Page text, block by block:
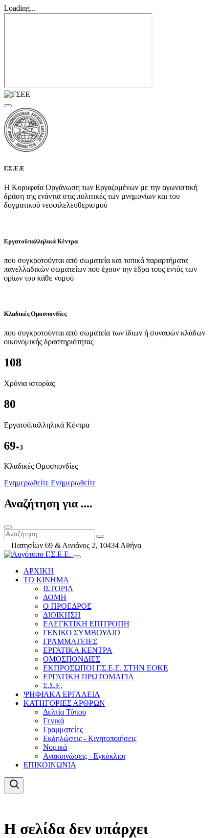
Loading...
Γ.Σ.Ε.Ε
Η Κορυφαία Οργάνωση των Εργαζομένων με την αγωνιστική
δράση της ενάντια στις πολιτικές των μνημονίων και του
δογματικού νεοφιλελευθερισμού
Εργατοϋπαλληλικά Κέντρα
που συγκροτούνται από σωματεία και τοπικά παραρτήματα
πανελλαδικών σωματείων που έχουν την έδρα τους εντός των
ορίων του κάθε νομού
Κλαδικές Ομοσπονδίες
που συγκροτούνται από σωματεία των ίδιων ή συναφών κλάδων
οικονομικής δραστηριότητας
108
Χρόνια ιστορίας
80
Εργατοϋπαλληλικά Κέντρα
69+3
Kλαδικές Ομοσπονδίες
Ενημερωθείτε Ενημερωθείτε
Αναζήτηση για ....
Πατησίων 69 & Αινιάνος 2, 10434 Αθήνα
ΑΡΧΙΚΗ
ΤΟ ΚΙΝΗΜΑ
ΙΣΤΟΡΙΑ
ΔΟΜΗ
Ο ΠΡΟΕΔΡΟΣ
ΔΙΟΙΚΗΣΗ
ΕΛΕΓΚΤΙΚΗ ΕΠΙΤΡΟΠΗ
ΓΕΝΙΚΟ ΣΥΜΒΟΥΛΙΟ
ΓΡΑΜΜΑΤΕΙΕΣ
ΕΡΓΑΤΙΚΑ ΚΕΝΤΡΑ
ΟΜΟΣΠΟΝΔΙΕΣ
ΕΚΠΡΟΣΩΠΟΙ Γ.Σ.Ε.Ε. ΣΤΗΝ ΕΟΚΕ
ΕΡΓΑΤΙΚΗ ΠΡΩΤΟΜΑΓΙΑ
Σ.Σ.Ε.
ΨΗΦΙΑΚΑ ΕΡΓΑΛΕΙΑ
ΚΑΤΗΓΟΡΙΕΣ ΑΡΘΡΩΝ
Δελτία Τύπου
Γενικά
Γραμματείες
Εκδηλώσεις - Κινητοποιήσεις
Νομικά
Ανακοινώσεις - Εγκύκλιοι
ΕΠΙΚΟΙΝΩΝΙΑ
Η σελίδα δεν υπάρχει